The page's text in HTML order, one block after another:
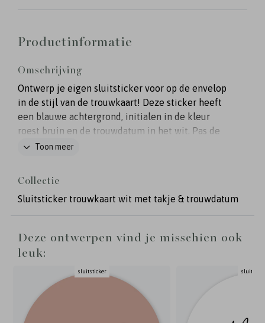
Productinformatie
Omschrijving
Ontwerp je eigen sluitsticker voor op de envelop
in de stijl van de trouwkaart! Deze sticker heeft
een blauwe achtergrond, initialen in de kleur
roest bruin en de trouwdatum in het wit. Pas de
kleuren van de sticker zelf naar wens aan.
Toon meer
Collectie
Sluitsticker trouwkaart wit met takje & trouwdatum
Deze ontwerpen vind je misschien ook
leuk:
sluitsticker